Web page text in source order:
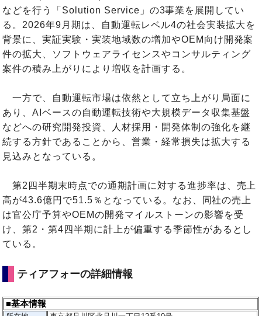
などを行う「Solution Service」の3事業を展開してい
る。2026年9月期は、自動運転レベル4の社会実装拡大を
背景に、実証実験・実装地域数の増加やOEM向け開発案
件の拡大、ソフトウェアライセンスやコンサルティング
案件の積み上がりにより増収を計画する。
一方で、自動運転市場は依然として立ち上がり局面に
あり、AIベースの自動運転技術や大規模データ収集基盤
などへの研究開発投資、人材採用・開発体制の強化を継
続する方針であることから、営業・経常損失は拡大する
見込みとなっている。
第2四半期末時点での通期計画に対する進捗率は、売上
高が43.6億円で51.5％となっている。なお、同社の売上
は官公庁予算やOEMの開発マイルストーンの影響を受
け、第2・第4四半期に計上が偏重する季節性があるとし
ている。
ティアフォーの詳細情報
■基本情報